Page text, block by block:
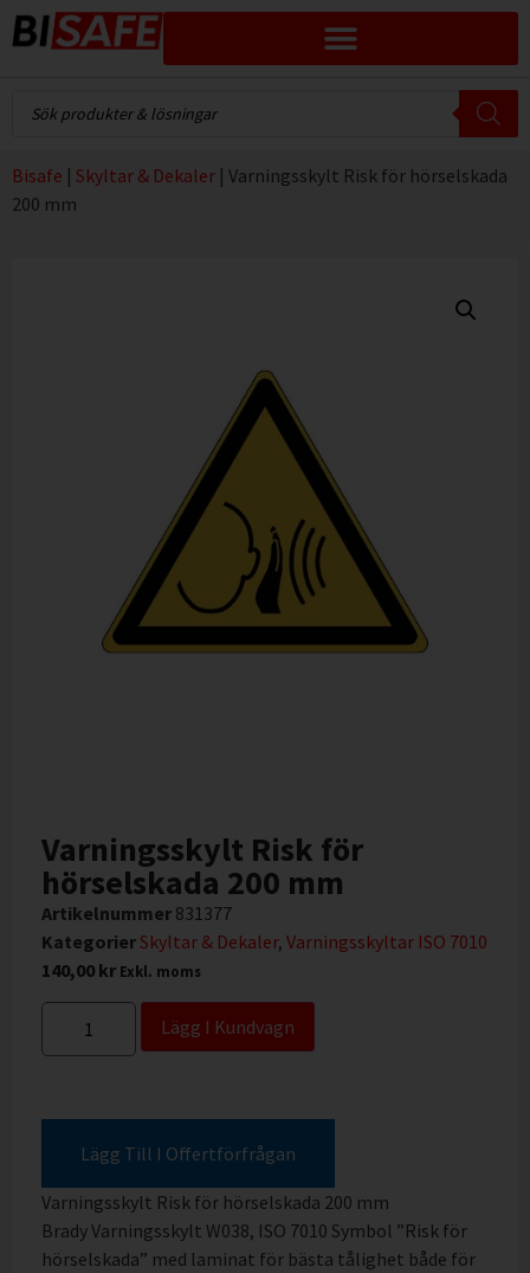
Bisafe | Skyltar & Dekaler | Varningsskylt Risk för hörselskada
200 mm
Varningsskylt Risk för
hörselskada 200 mm
Artikelnummer 831377
KategorierSkyltar & Dekaler, Varningsskyltar ISO 7010
140,00 kr Exkl. moms
Lägg I Kundvagn
Lägg Till I Offertförfrågan
Varningsskylt Risk för hörselskada 200 mm
Brady Varningsskylt W038, ISO 7010 Symbol ”Risk för
hörselskada” med laminat för bästa tålighet både för